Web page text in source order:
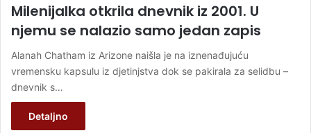
Milenijalka otkrila dnevnik iz 2001. U
njemu se nalazio samo jedan zapis
Alanah Chatham iz Arizone naišla je na iznenađujuću
vremensku kapsulu iz djetinjstva dok se pakirala za selidbu –
dnevnik s…
Detaljno